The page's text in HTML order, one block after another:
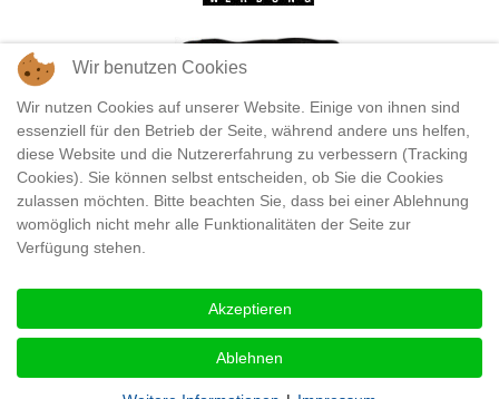
Wir benutzen Cookies
Wir nutzen Cookies auf unserer Website. Einige von ihnen sind
essenziell für den Betrieb der Seite, während andere uns helfen,
diese Website und die Nutzererfahrung zu verbessern (Tracking
Cookies). Sie können selbst entscheiden, ob Sie die Cookies
zulassen möchten. Bitte beachten Sie, dass bei einer Ablehnung
womöglich nicht mehr alle Funktionalitäten der Seite zur
Verfügung stehen.
Akzeptieren
Ablehnen